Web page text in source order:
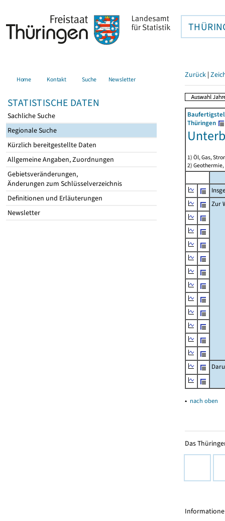
Home Kontakt Suche Newsletter
STATISTISCHE DATEN
Sachliche Suche
Regionale Suche
Kürzlich bereitgestellte Daten
Allgemeine Angaben, Zuordnungen
Gebietsveränderungen,
Änderungen zum Schlüsselverzeichnis
Definitionen und Erläuterungen
Newsletter
Zurück |
Thüringen
1) Öl, Gas,
2)
Zur
▴ nach oben
Das